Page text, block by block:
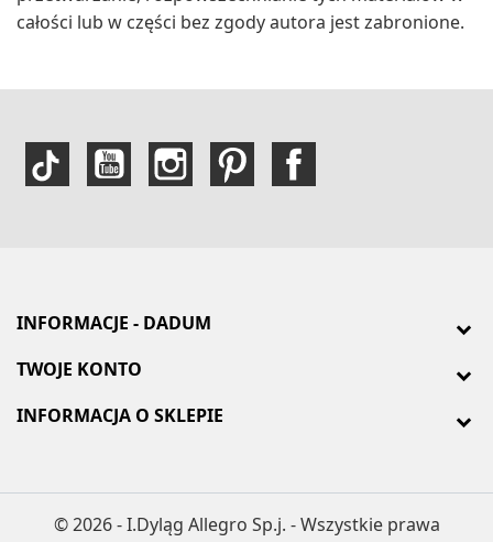
całości lub w części bez zgody autora jest zabronione.
INFORMACJE - DADUM
TWOJE KONTO
INFORMACJA O SKLEPIE
© 2026 - I.Dyląg Allegro Sp.j. - Wszystkie prawa